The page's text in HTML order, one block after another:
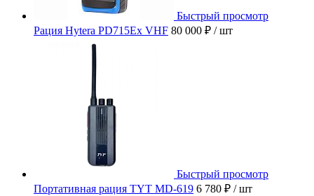
Быстрый просмотр
Рация Hytera PD715Ex VHF 80 000 ₽ / шт
Быстрый просмотр
Портативная рация TYT MD-619 6 780 ₽ / шт